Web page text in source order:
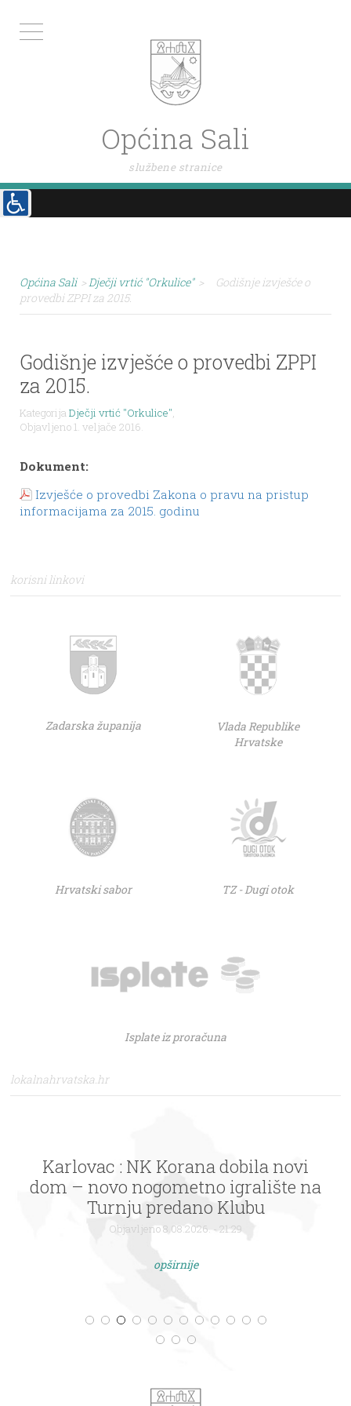
Općina Sali
službene stranice
Općina Sali > Dječji vrtić "Orkulice" >
Godišnje izvješće o
provedbi ZPPI za 2015.
Godišnje izvješće o provedbi ZPPI
za 2015.
KategorijaDječji vrtić "Orkulice",
Objavljeno 1. veljače 2016.
Dokument:
Izvješće o provedbi Zakona o pravu na pristup
informacijama za 2015. godinu
korisni linkovi
Zadarska županija
Vlada Republike
Hrvatske
Hrvatski sabor TZ - Dugi otok
Isplate iz proračuna
lokalnahrvatska.hr
Karlovac : NK Korana dobila novi
dom – novo nogometno igralište na
Turnju predano Klubu
Objavljeno 8.08.2026. - 21:29
opširnije